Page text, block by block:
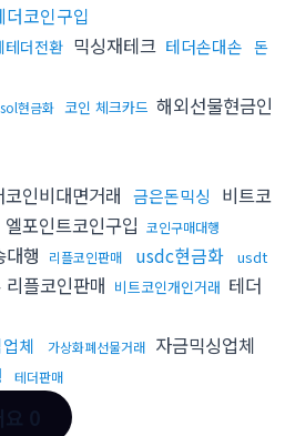
더코인구입
테더전환 믹싱재테크 테더손대손 돈
현금화 코인 체크카드 해외선물현금인
코인비대면거래 금은돈믹싱
비트코
엘포인트코인구입 코인구매대행
행 리플코인판매 usdc현금화
usdt
리플코인판매 비트코인개인거래 테더
체 가상화폐선물거래 자금믹싱업체
테더판매